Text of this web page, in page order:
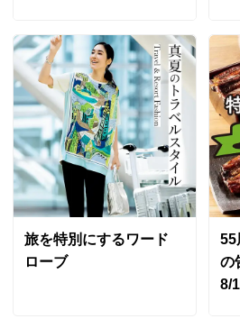
質でカラーバリエーションもあ
ていましたら、ピッタリのを見
サイズも色味も着心地も良かっ
くふんわりしているのに、サラ
策に良さそうです。透け感が気
しゃいますが中に着るトップス
感じがしないので、これくらい
だ3色纏め買いしたので、もう少
でした。
2025/05/24
旅を特別にするワード
ローブ
55
の
8/